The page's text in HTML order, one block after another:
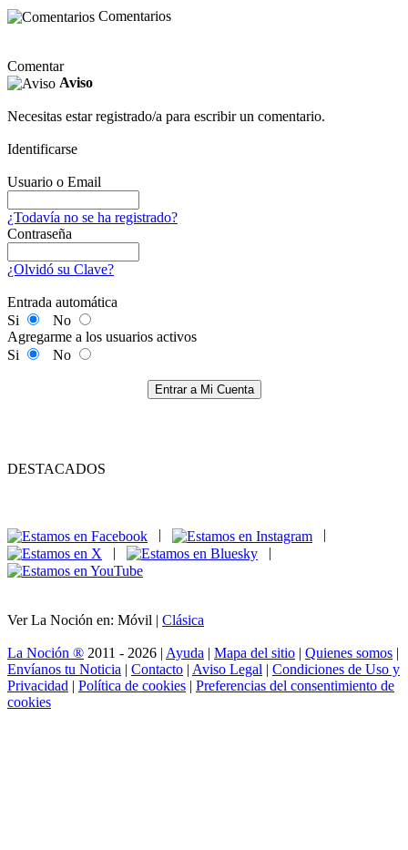
Comentarios
Comentar
Aviso
Necesitas estar registrado/a para escribir un comentario.
Identificarse
Usuario o Email
¿Todavía no se ha registrado?
Contraseña
¿Olvidó su Clave?
Entrada automática
Si
No
Agregarme a los usuarios activos
Si
No
Entrar a Mi Cuenta
DESTACADOS
|
|
Ver La Noción en: Móvil | Clásica
La Noción ® 2011 - 2026 | Ayuda | Mapa del sitio | Quienes somos |
Envíanos tu Noticia | Contacto | Aviso Legal | Condiciones de Uso y
Privacidad | Política de cookies | Preferencias del consentimiento de
cookies